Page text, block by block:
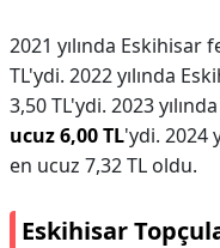
2021 yılında
TL'ydi. 2022 yılında
3,50 TL'ydi. 2023
ucuz 6,00 TL'ydi. 2024
en ucuz 7,32 TL oldu.
Eskihisar